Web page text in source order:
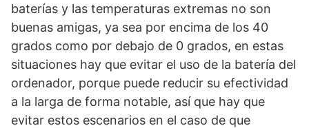
baterías y las temperaturas extremas no son
buenas amigas, ya sea por encima de los 40
grados como por debajo de 0 grados, en estas
situaciones hay que evitar el uso de la batería del
ordenador, porque puede reducir su efectividad
a la larga de forma notable, así que hay que
evitar estos escenarios en el caso de que